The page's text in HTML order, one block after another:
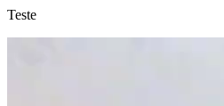
Teste